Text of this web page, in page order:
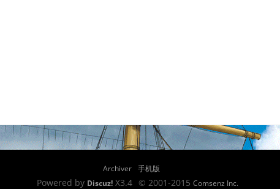
Archiver 手机版
Powered by Discuz! X3.4 © 2001-2015 Comsenz Inc.